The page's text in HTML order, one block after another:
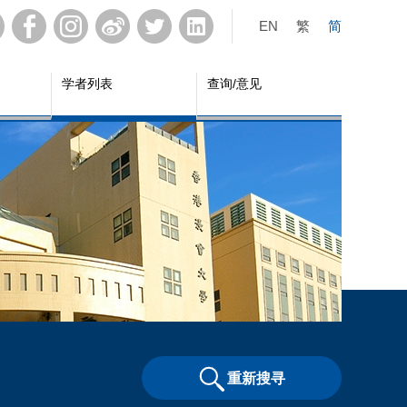
EN 繁 简
学者列表 查询/意见
重新搜寻